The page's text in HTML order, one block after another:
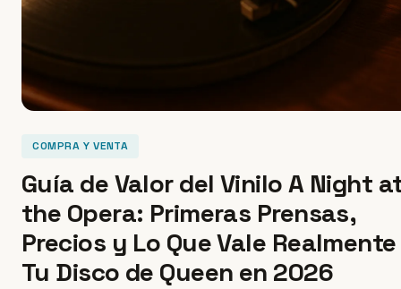
COMPRA Y VENTA
Guía de Valor del Vinilo A Night
the Opera: Primeras Prensas,
Precios y Lo Que Vale Realmente
Tu Disco de Queen en 2026